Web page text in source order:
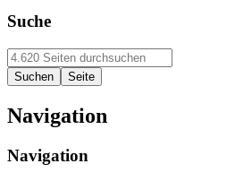
Suche
Navigation
Navigation